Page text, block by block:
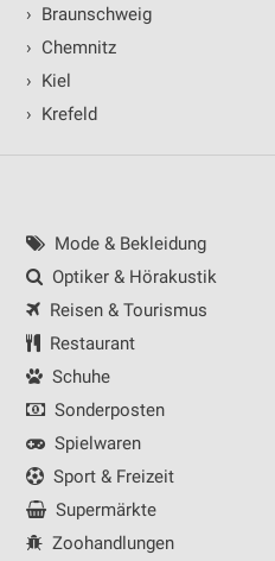
› Braunschweig
› Chemnitz
› Kiel
› Krefeld
Mode & Bekleidung
Optiker & Hörakustik
Reisen & Tourismus
Restaurant
Schuhe
Sonderposten
Spielwaren
Sport & Freizeit
Supermärkte
Zoohandlungen